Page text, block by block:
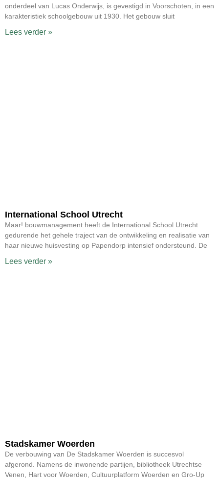
onderdeel van Lucas Onderwijs, is gevestigd in Voorschoten, in een
karakteristiek schoolgebouw uit 1930. Het gebouw sluit
Lees verder »
International School Utrecht
Maar! bouwmanagement heeft de International School Utrecht
gedurende het gehele traject van de ontwikkeling en realisatie van
haar nieuwe huisvesting op Papendorp intensief ondersteund. De
Lees verder »
Stadskamer Woerden
De verbouwing van De Stadskamer Woerden is succesvol
afgerond. Namens de inwonende partijen, bibliotheek Utrechtse
Venen, Hart voor Woerden, Cultuurplatform Woerden en Gro-Up